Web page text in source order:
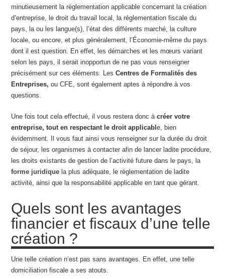
minutieusement la réglementation applicable concernant la création
d’entreprise, le droit du travail local, la réglementation fiscale du
pays, la ou les langue(s), l’état des différents marché, la culture
locale, ou encore, et plus généralement, l’Économie-même du pays
dont il est question. En effet, les démarches et les mœurs variant
selon les pays, il serait inopportun de ne pas vous renseigner
précisément sur ces éléments. LesCentres de Formalités des
Entreprises, ou CFE, sont également aptes à répondre à vos
questions.
Une fois tout cela effectué, il vous restera donc àcréer votre
entreprise, tout en respectant le droit applicable, bien
évidemment. Il vous faut ainsi vous renseigner sur la durée du droit
de séjour, les organismes à contacter afin de lancer ladite procédure,
les droits existants de gestion de l’activité future dans le pays, la
forme juridique la plus adéquate, le réglementation de ladite
activité, ainsi que la responsabilité applicable en tant que gérant.
Quels sont les avantages
financier et fiscaux d’une telle
création ?
Une telle création n’est pas sans avantages. En effet, une telle
domiciliation fiscale a ses atouts.